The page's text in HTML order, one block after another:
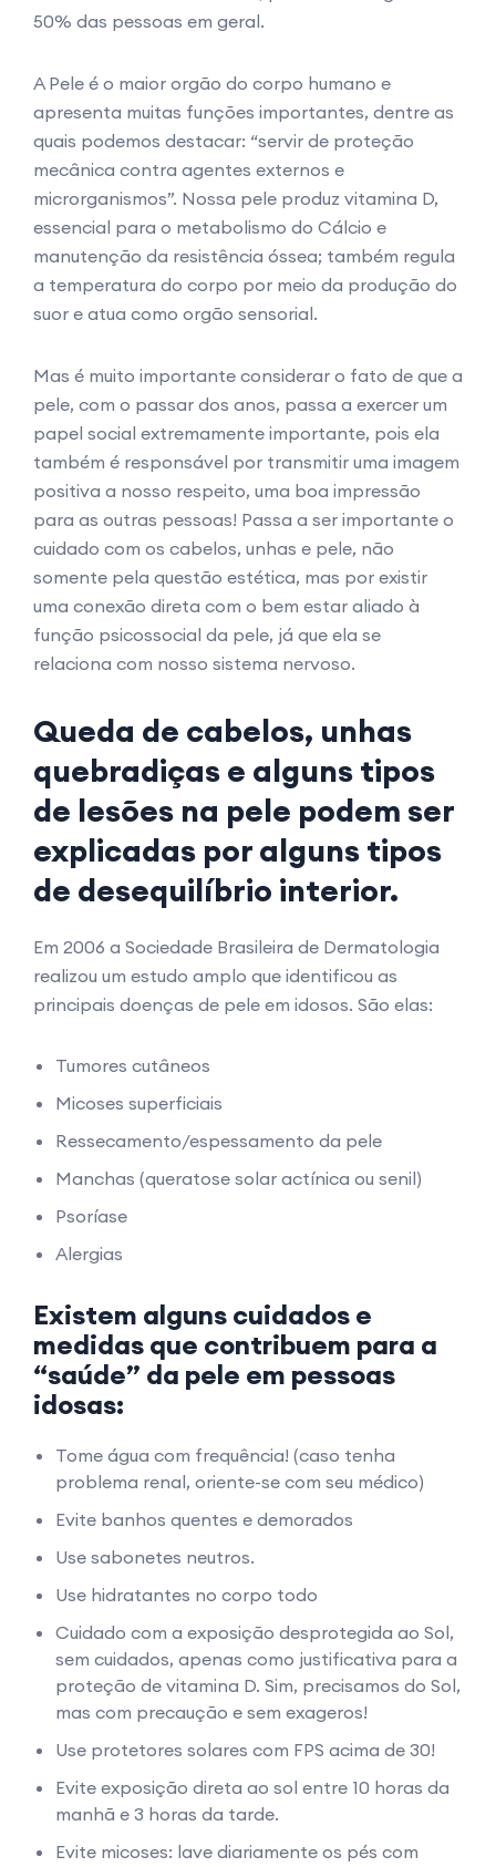
50% das pessoas em geral.
A Pele é o maior orgão do corpo humano e
apresenta muitas funções importantes, dentre as
quais podemos destacar: “servir de proteção
mecânica contra agentes externos e
microrganismos”. Nossa pele produz vitamina D,
essencial para o metabolismo do Cálcio e
manutenção da resistência óssea; também regula
a temperatura do corpo por meio da produção do
suor e atua como orgão sensorial.
Mas é muito importante considerar o fato de que a
pele, com o passar dos anos, passa a exercer um
papel social extremamente importante, pois ela
também é responsável por transmitir uma imagem
positiva a nosso respeito, uma boa impressão
para as outras pessoas! Passa a ser importante o
cuidado com os cabelos, unhas e pele, não
somente pela questão estética, mas por existir
uma conexão direta com o bem estar aliado à
função psicossocial da pele, já que ela se
relaciona com nosso sistema nervoso.
Queda de cabelos, unhas
quebradiças e alguns tipos
de lesões na pele podem ser
explicadas por alguns tipos
de desequilíbrio interior.
Em 2006 a Sociedade Brasileira de Dermatologia
realizou um estudo amplo que identificou as
principais doenças de pele em idosos. São elas:
Tumores cutâneos
Micoses superficiais
Ressecamento/espessamento da pele
Manchas (queratose solar actínica ou senil)
Psoríase
Alergias
Existem alguns cuidados e
medidas que contribuem para a
“saúde” da pele em pessoas
idosas:
Tome água com frequência! (caso tenha
problema renal, oriente-se com seu médico)
Evite banhos quentes e demorados
Use sabonetes neutros.
Use hidratantes no corpo todo
Cuidado com a exposição desprotegida ao Sol,
sem cuidados, apenas como justificativa para a
proteção de vitamina D. Sim, precisamos do Sol,
mas com precaução e sem exageros!
Use protetores solares com FPS acima de 30!
Evite exposição direta ao sol entre 10 horas da
manhã e 3 horas da tarde.
Evite micoses: lave diariamente os pés com